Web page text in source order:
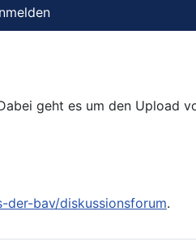
geht es um den Upload
bav/diskussionsforum.